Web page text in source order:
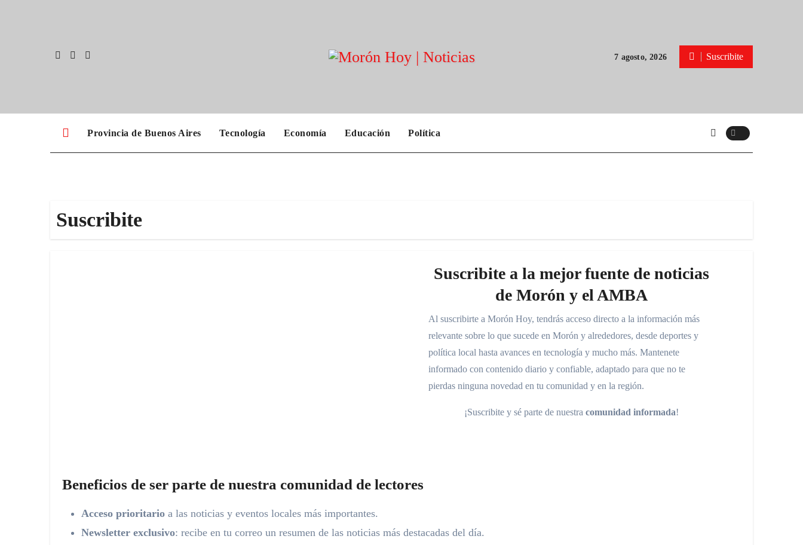
7 agosto, 2026 Suscribite
Provincia de Buenos Aires Tecnología Economía Educación Política
Suscribite
Suscribite a la mejor fuente de noticias
de Morón y el AMBA
Al suscribirte a Morón Hoy, tendrás acceso directo a la información más
relevante sobre lo que sucede en Morón y alrededores, desde deportes y
política local hasta avances en tecnología y mucho más. Mantenete
informado con contenido diario y confiable, adaptado para que no te
pierdas ninguna novedad en tu comunidad y en la región.
¡Suscribite y sé parte de nuestra comunidad informada!
Beneficios de ser parte de nuestra comunidad de lectores
Acceso prioritario a las noticias y eventos locales más importantes.
Newsletter exclusivo: recibe en tu correo un resumen de las noticias más destacadas del día.